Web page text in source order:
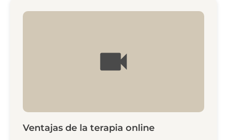
Ventajas de la terapia online